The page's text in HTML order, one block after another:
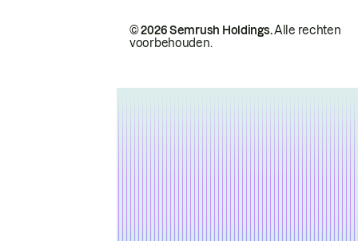
© 2026 Semrush Holdings.Alle rechten
voorbehouden.